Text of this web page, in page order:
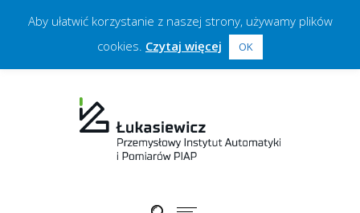
Aby ułatwić korzystanie z naszej strony, używamy plików
cookies. Czytaj więcej OK